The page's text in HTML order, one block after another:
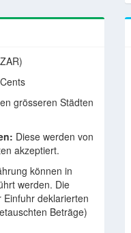
grösseren Städten
Diese werden von
akzeptiert.
können in
werden. Die
deklarierten
Beträge)